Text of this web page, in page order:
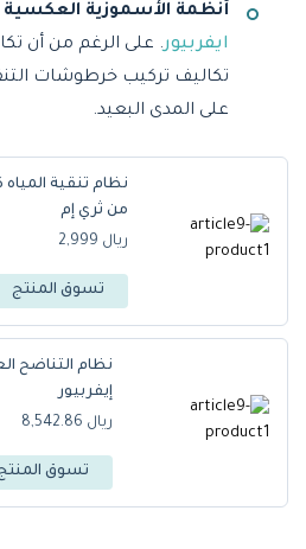
أنظمة الأسموزية العكسية
ايفربيور. على الرغم من أن
تكاليف تركيب خرطوشات
على المدى البعيد.
من ثري إم
ريال 2,999
تسوق المنتج
إيفربيور
ريال 8,542.86
تسوق